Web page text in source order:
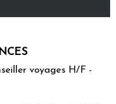
voyages H/F -